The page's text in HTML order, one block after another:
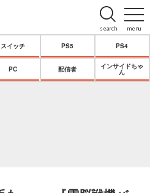
menu
search
スイッチ PS5 PS4
PC 配信者
インサイドちゃ
ん